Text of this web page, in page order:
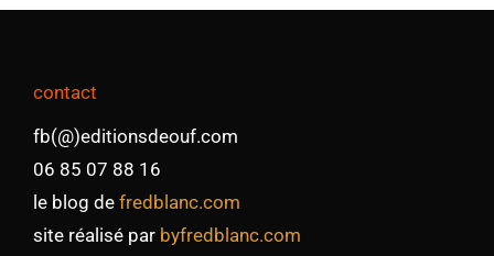
contact
fb(@)editionsdeouf.com
06 85 07 88 16
le blog de fredblanc.com
site réalisé par byfredblanc.com